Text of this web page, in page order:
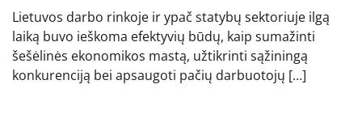
Lietuvos darbo rinkoje ir ypač statybų sektoriuje ilgą
laiką buvo ieškoma efektyvių būdų, kaip sumažinti
šešėlinės ekonomikos mastą, užtikrinti sąžiningą
konkurenciją bei apsaugoti pačių darbuotojų […]